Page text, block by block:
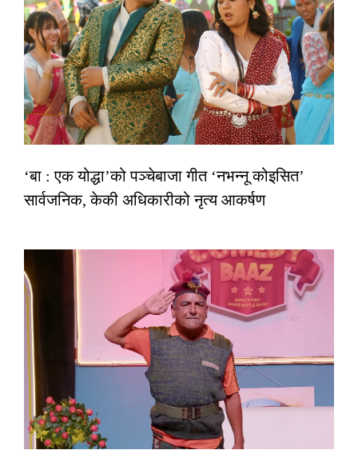
‘बा : एक योद्धा’को पञ्चेबाजा गीत ‘नभन्नू कोइसित’
सार्वजनिक, केकी अधिकारीको नृत्य आकर्षण